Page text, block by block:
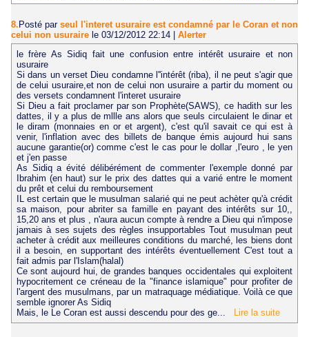
8. Posté par seul l'interet usuraire est condamné par le Coran et non
celui non usuraire le 03/12/2012 22:14
Alerter
le frère As Sidiq fait une confusion entre intérêt usuraire et non
usuraire
Si dans un verset Dieu condamne l''intérêt (riba), il ne peut s'agir que
de celui usuraire,et non de celui non usuraire a partir du moment ou
des versets condamnent l'interet usuraire
Si Dieu a fait proclamer par son Prophète(SAWS), ce hadith sur les
dattes, il y a plus de mllle ans alors que seuls circulaient le dinar et
le diram (monnaies en or et argent), c'est qu'il savait ce qui est à
venir, l'inflation avec des billets de banque émis aujourd hui sans
aucune garantie(or) comme c'est le cas pour le dollar ,l'euro , le yen
et j'en passe
As Sidiq a évité délibérément de commenter l'exemple donné par
Ibrahim (en haut) sur le prix des dattes qui a varié entre le moment
du prêt et celui du remboursement
IL est certain que le musulman salarié qui ne peut achèter qu'à crédit
sa maison, pour abriter sa famille en payant des intérêts sur 10,,
15,20 ans et plus , n'aura aucun compte à rendre a Dieu qui n'impose
jamais à ses sujets des règles insupportables Tout musulman peut
acheter à crédit aux meilleures conditions du marché, les biens dont
il a besoin, en supportant des intérêts éventuellement C'est tout a
fait admis par l'Islam(halal)
Ce sont aujourd hui, de grandes banques occidentales qui exploitent
hypocritement ce créneau de la "finance islamique" pour profiter de
l'argent des musulmans, par un matraquage médiatique. Voilà ce que
semble ignorer As Sidiq
Mais, le Le Coran est aussi descendu pour des ge...
Lire la suite